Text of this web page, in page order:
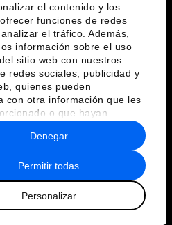
el contenido y los
funciones de redes
el tráfico. Además,
información sobre el uso
sitio web con nuestros
redes sociales, publicidad y
quienes pueden
con otra información que les
o que hayan
a partir del uso que haya
servicios.
Permitir todas
Personalizar
Denegar
y normas de uso
Sitemap
Económico Mundial